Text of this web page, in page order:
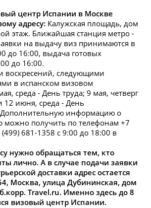
центр Испании в Москве
адресу: Калужская площадь, дом
этаж. Ближайшая станция метро -
на выдачу виз принимаются в
до 16:00, выдача готовых
до 16:00.
воскресений, следующими
в испанском визовом
среда - День труда; 9 мая, четверг
12 июня, среда - День
Дополнительную информацию о
можно получить по телефонам +7
681-1358 с 9:00 до 18:00 в
нужно обращаться тем, кто
лично. А в случае подачи заявки
доставки адрес остается
Москва, улица Дубининская, дом
Travel.ru. Именно здесь до 8
визовый центр Испании.